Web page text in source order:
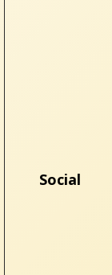
Social